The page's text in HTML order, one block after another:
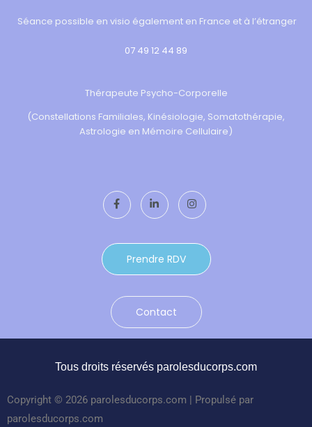
Séance possible en visio également en France et à l’étranger
07 49 12 44 89
Thérapeute Psycho-Corporelle
(Constellations Familiales, Kinésiologie, Somatothérapie,
Astrologie en Mémoire Cellulaire)
Prendre RDV
Contact
Tous droits réservés parolesducorps.com
Copyright © 2026 parolesducorps.com | Propulsé par
parolesducorps.com